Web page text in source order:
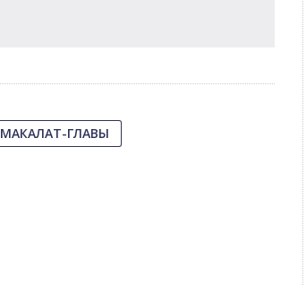
МАКАЛАТ-ГЛАВЫ